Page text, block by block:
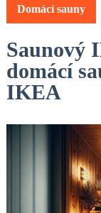
Domácí sauny
Saunový
domácí
IKEA